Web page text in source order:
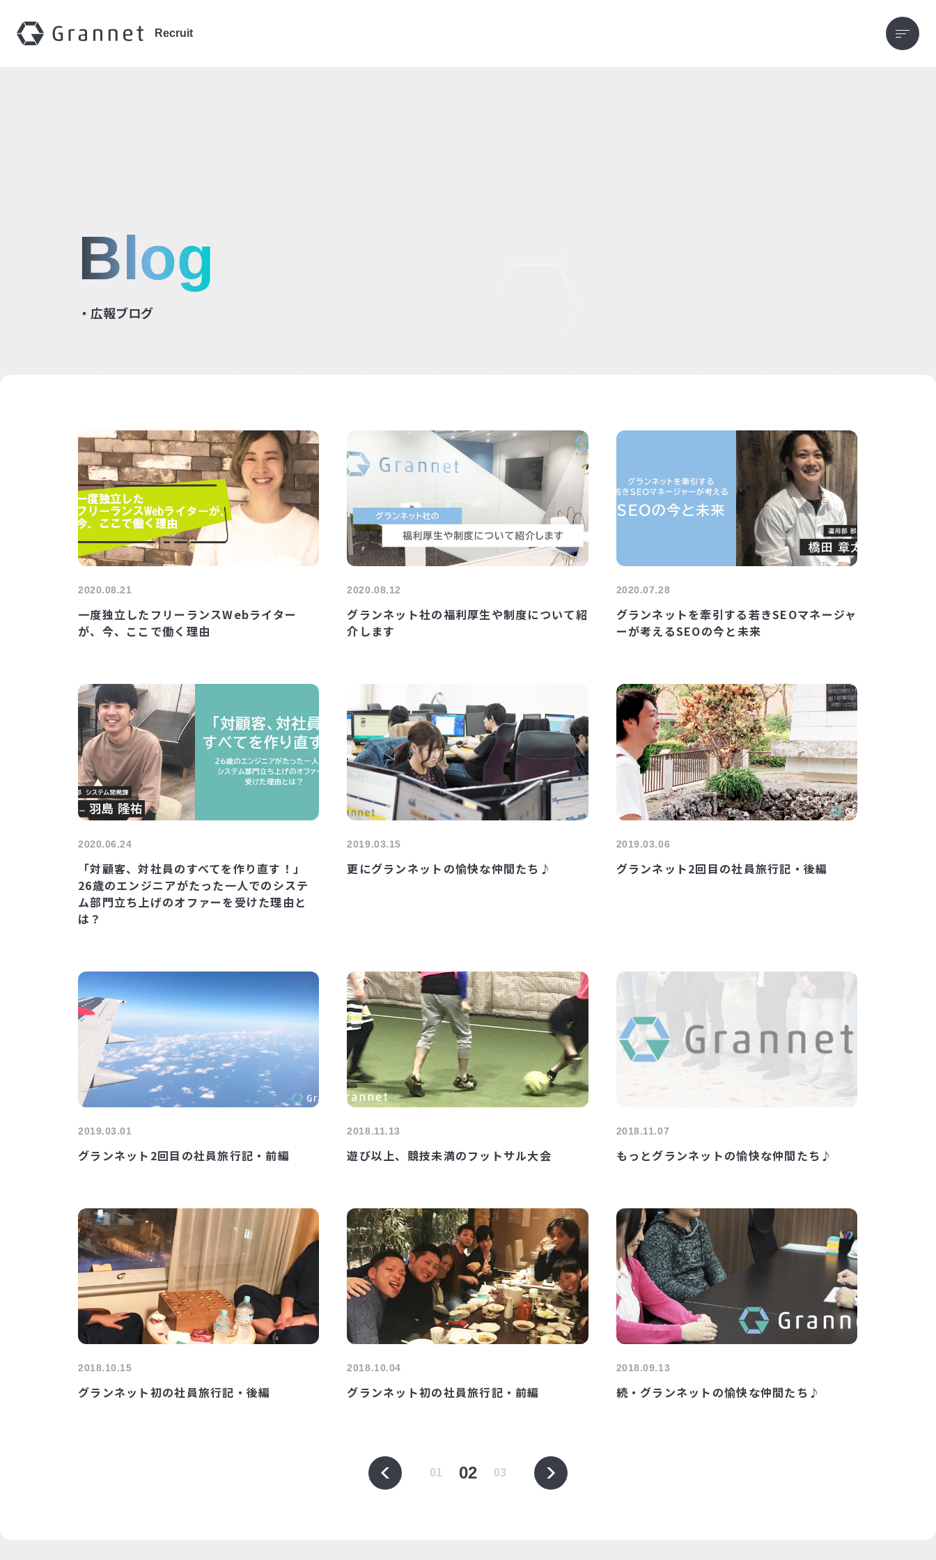
Recruit
Blog
Blog
・広報ブログ
2020.08.21
一度独立したフリーランスWebライター
が、今、ここで働く理由
2020.08.12
グランネット社の福利厚生や制度について紹
介します
2020.07.28
グランネットを牽引する若きSEOマネージャ
ーが考えるSEOの今と未来
2020.06.24
「対顧客、対社員のすべてを作り直す！」
26歳のエンジニアがたった一人でのシステ
ム部門立ち上げのオファーを受けた理由と
は？
2019.03.15
更にグランネットの愉快な仲間たち♪
2019.03.06
グランネット2回目の社員旅行記・後編
2019.03.01
グランネット2回目の社員旅行記・前編
2018.11.13
遊び以上、競技未満のフットサル大会
2018.11.07
もっとグランネットの愉快な仲間たち♪
2018.10.15
グランネット初の社員旅行記・後編
2018.10.04
グランネット初の社員旅行記・前編
2018.09.13
続・グランネットの愉快な仲間たち♪
01 02 03